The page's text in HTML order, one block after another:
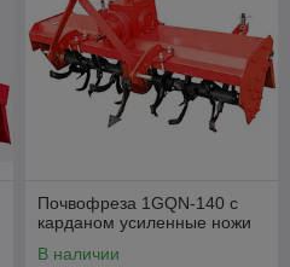
Почвофреза 1GQN-140 с
карданом усиленные ножи
В наличии